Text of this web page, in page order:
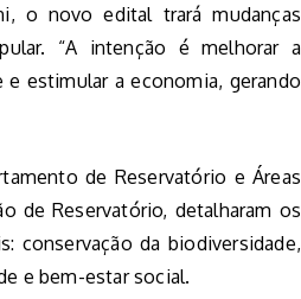
o novo edital trará mudanças
“A intenção é melhorar a
estimular a economia, gerando
de Reservatório e Áreas
de Reservatório, detalharam os
conservação da biodiversidade,
e bem-estar social.